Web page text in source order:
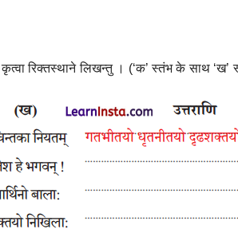
रिक्तस्थाने लिखन्तु । (‘क’ स्तंभ के साथ